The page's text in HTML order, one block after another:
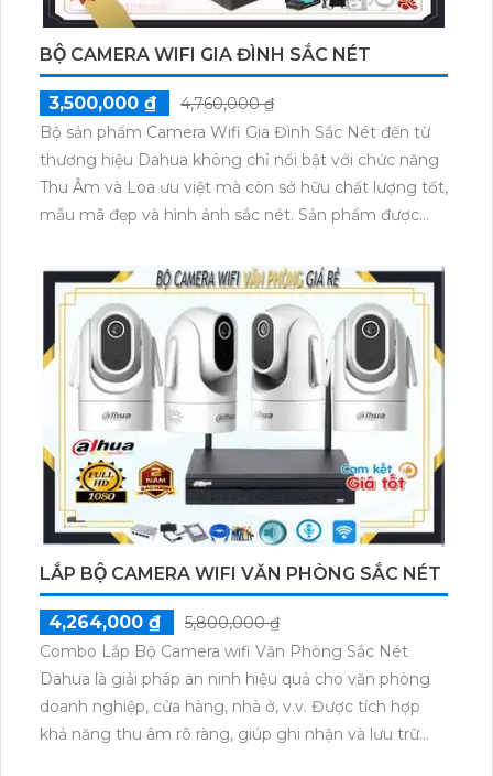
BỘ CAMERA WIFI GIA ĐÌNH SẮC NÉT
3,500,000 ₫
4,760,000 ₫
Bộ sản phẩm Camera Wifi Gia Đình Sắc Nét đến từ
thương hiệu Dahua không chỉ nổi bật với chức năng
Thu Âm và Loa ưu việt mà còn sở hữu chất lượng tốt,
mẫu mã đẹp và hình ảnh sắc nét. Sản phẩm được
trong giám sát nhà cửa. Điều đặc biệt, bộ camera này
có giá thành phải chăng, phù hợp với nhu cầu và
ngân sách của đa số người tiêu dùng.
LẮP BỘ CAMERA WIFI VĂN PHÒNG SẮC NÉT
4,264,000 ₫
5,800,000 ₫
Combo Lắp Bộ Camera wifi Văn Phòng Sắc Nét
Dahua là giải pháp an ninh hiệu quả cho văn phòng
doanh nghiệp, cửa hàng, nhà ở, v.v. Được tích hợp
khả năng thu âm rõ ràng, giúp ghi nhận và lưu trữ